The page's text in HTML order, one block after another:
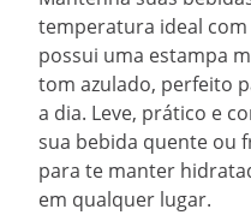
temperatura ideal
possui uma estampa
tom azulado, perfeito
a dia. Leve, prático e
sua bebida quente ou
para te manter
em qualquer lugar.